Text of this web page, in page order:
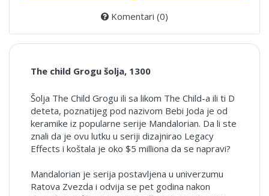
Komentari (0)
The child Grogu šolja, 1300
Šolja The Child Grogu ili sa likom The Child-a ili ti D
deteta, poznatijeg pod nazivom Bebi Joda je od
keramike iz popularne serije Mandalorian. Da li ste
znali da je ovu lutku u seriji dizajnirao Legacy
Effects i koštala je oko $5 milliona da se napravi?
Mandalorian je serija postavljena u univerzumu
Ratova Zvezda i odvija se pet godina nakon